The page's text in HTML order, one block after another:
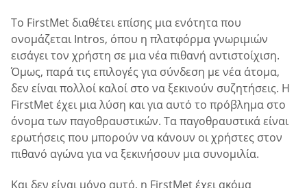
Το FirstMet διαθέτει επίσης μια ενότητα που
ονομάζεται Intros, όπου η πλατφόρμα γνωριμιών
εισάγει τον χρήστη σε μια νέα πιθανή αντιστοίχιση.
Όμως, παρά τις επιλογές για σύνδεση με νέα άτομα,
δεν είναι πολλοί καλοί στο να ξεκινούν συζητήσεις. Η
FirstMet έχει μια λύση και για αυτό το πρόβλημα στο
όνομα των παγοθραυστικών. Τα παγοθραυστικά είναι
ερωτήσεις που μπορούν να κάνουν οι χρήστες στον
πιθανό αγώνα για να ξεκινήσουν μια συνομιλία.
Και δεν είναι μόνο αυτό, η FirstMet έχει ακόμα